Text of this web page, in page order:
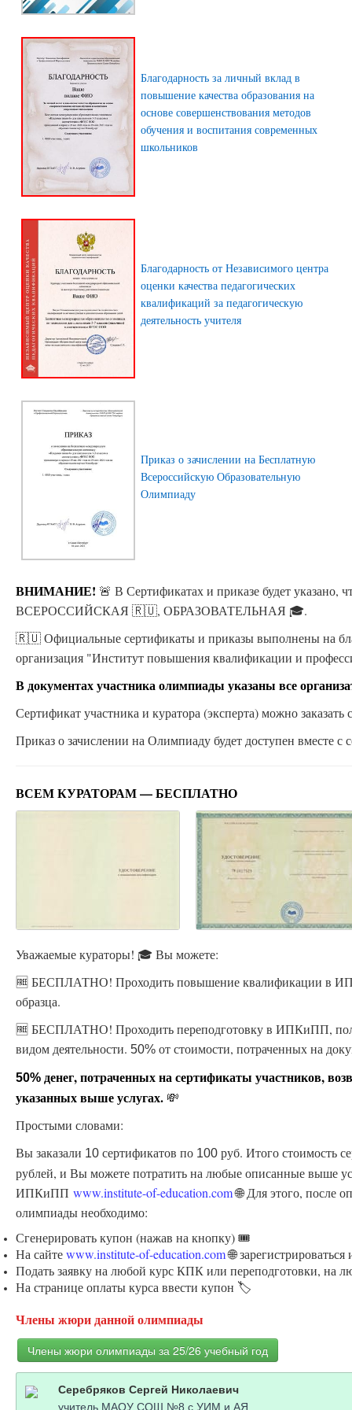
Благодарность за личный вклад в
повышение качества образования на
основе совершенствования методов
обучения и воспитания современных
школьников
Благодарность от Независимого центра
оценки качества педагогических
квалификаций за педагогическую
деятельность учителя
Приказ о зачислении на Бесплатную
Всероссийскую Образовательную
Олимпиаду
ВНИМАНИЕ! 🚨 В Сертификатах и приказе будет
ВСЕРОССИЙСКАЯ 🇷🇺, ОБРАЗОВАТЕЛЬНАЯ 🎓.
🇷🇺 Официальные сертификаты и приказы выполнены на
организация "Институт повышения квалификации и
В документах участника олимпиады указаны все
Сертификат участника и куратора (эксперта) можно заказать
Приказ о зачислении на Олимпиаду будет доступен вместе с
ВСЕМ КУРАТОРАМ — БЕСПЛАТНО
Уважаемые кураторы! 🎓 Вы можете:
🆓 БЕСПЛАТНО! Проходить повышение квалификации в
образца.
🆓 БЕСПЛАТНО! Проходить переподготовку в ИПКиПП,
видом деятельности. 50% от стоимости, потраченных на
50% денег, потраченных на сертификаты участников,
указанных выше услугах. 💸
Простыми словами:
Вы заказали 10 сертификатов по 100 руб. Итого стоимость
рублей, и Вы можете потратить на любые описанные выше
ИПКиПП www.institute-of-education.com🌐 Для этого, после
олимпиады необходимо:
Сгенерировать купон (нажав на кнопку) 🎟️
На сайтеwww.institute-of-education.com🌐
Подать заявку на любой курс КПК или переподготовки, на
На странице оплаты курса ввести купон 🏷️
Члены жюри данной олимпиады
Члены жюри олимпиады за 25/26 учебный год
Серебряков Сергей Николаевич
учитель МАОУ СОШ №8 с УИМ и АЯ